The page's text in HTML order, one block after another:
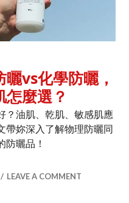
曬vs化學防曬，
麼選？
？油肌、乾肌、敏感肌應
帶妳深入了解物理防曬同
曬品！
物理防曬vs化學防曬，油
LEAVE A COMMENT